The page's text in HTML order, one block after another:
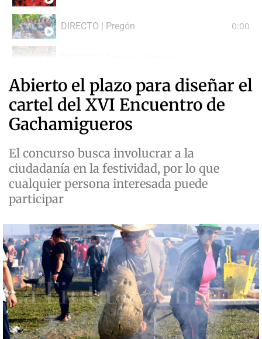
DIRECTO | Pregón 0:00
DIRECTO | Gran Desfile Festero 0:00
Abierto el plazo para diseñar el
cartel del XVI Encuentro de
Gachamigueros
El concurso busca involucrar a la
ciudadanía en la festividad, por lo que
cualquier persona interesada puede
participar